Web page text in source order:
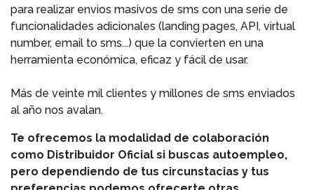
para realizar envios masivos de sms con una serie de
funcionalidades adicionales (landing pages, API, virtual
number, email to sms...) que la convierten en una
herramienta económica, eficaz y fácil de usar.
Más de veinte mil clientes y millones de sms enviados
al año nos avalan.
Te ofrecemos la modalidad de colaboración
como Distribuidor Oficial si buscas autoempleo,
pero dependiendo de tus circunstacias y tus